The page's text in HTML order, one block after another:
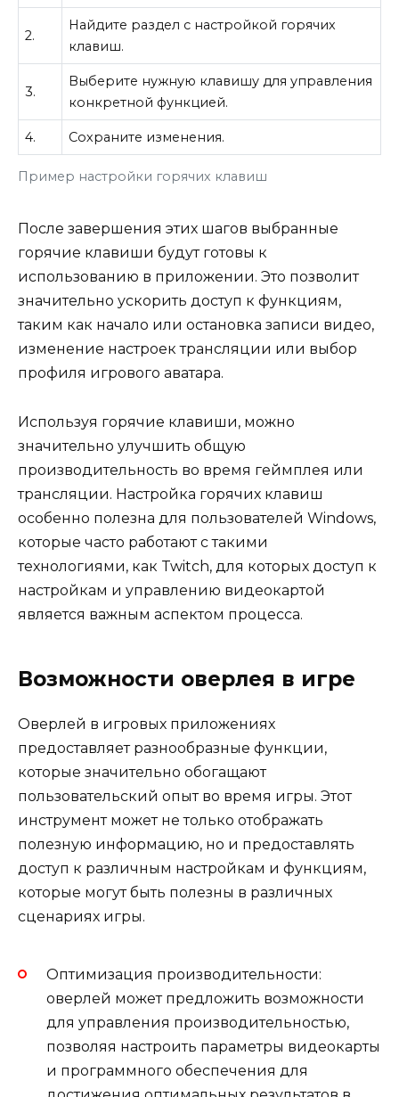
Пример настройки горячих клавиш
2.
Найдите раздел с настройкой горячих
клавиш.
3.
Выберите нужную клавишу для управления
конкретной функцией.
4. Сохраните изменения.
После завершения этих шагов выбранные
горячие клавиши будут готовы к
использованию в приложении. Это позволит
значительно ускорить доступ к функциям,
таким как начало или остановка записи видео,
изменение настроек трансляции или выбор
профиля игрового аватара.
Используя горячие клавиши, можно
значительно улучшить общую
производительность во время геймплея или
трансляции. Настройка горячих клавиш
особенно полезна для пользователей Windows,
которые часто работают с такими
технологиями, как Twitch, для которых доступ к
настройкам и управлению видеокартой
является важным аспектом процесса.
Возможности оверлея в игре
Оверлей в игровых приложениях
предоставляет разнообразные функции,
которые значительно обогащают
пользовательский опыт во время игры. Этот
инструмент может не только отображать
полезную информацию, но и предоставлять
доступ к различным настройкам и функциям,
которые могут быть полезны в различных
сценариях игры.
Оптимизация производительности:
оверлей может предложить возможности
для управления производительностью,
позволяя настроить параметры видеокарты
и программного обеспечения для